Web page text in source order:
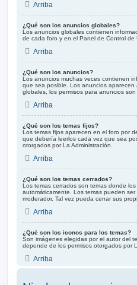
Arriba
¿Qué son los anuncios globales?
Los anuncios globales contienen
de cada foro y en el Panel de Control de
Arriba
¿Qué son los anuncios?
Los anuncios muchas veces contienen
que sea posible. Los anuncios
globales, los permisos para anuncios
Arriba
¿Qué son los temas fijos?
Los temas fijos aparecen en el foro por
que debería leerlos cada vez que sea
otorgados por La Administración.
Arriba
¿Qué son los temas cerrados?
Los temas cerrados son temas donde
automáticamente. Los temas pueden
moderador. Tal vez pueda cerrar sus
Arriba
¿Qué son los iconos para los temas?
Son imágenes elegidas por el autor del
depende de los permisos otorgados por
Arriba